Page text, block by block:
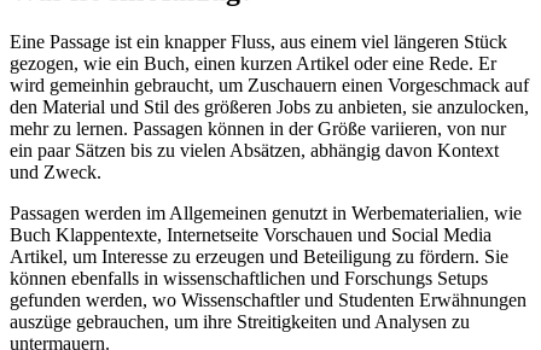
Eine Passage ist ein knapper Fluss, aus einem viel längeren Stück
gezogen, wie ein Buch, einen kurzen Artikel oder eine Rede. Er
wird gemeinhin gebraucht, um Zuschauern einen Vorgeschmack auf
den Material und Stil des größeren Jobs zu anbieten, sie anzulocken,
mehr zu lernen. Passagen können in der Größe variieren, von nur
ein paar Sätzen bis zu vielen Absätzen, abhängig davon Kontext
und Zweck.
Passagen werden im Allgemeinen genutzt in Werbematerialien, wie
Buch Klappentexte, Internetseite Vorschauen und Social Media
Artikel, um Interesse zu erzeugen und Beteiligung zu fördern. Sie
können ebenfalls in wissenschaftlichen und Forschungs Setups
gefunden werden, wo Wissenschaftler und Studenten Erwähnungen
auszüge gebrauchen, um ihre Streitigkeiten und Analysen zu
untermauern.